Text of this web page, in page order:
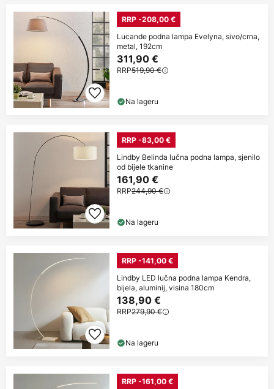
RRP -208,00 €
Lucande podna lampa Evelyna, sivo/crna,
metal, 192cm
311,90 €
RRP519,90 €
Na lageru
RRP -83,00 €
Lindby Belinda lučna podna lampa, sjenilo
od bijele tkanine
161,90 €
RRP244,90 €
Na lageru
RRP -141,00 €
Lindby LED lučna podna lampa Kendra,
bijela, aluminij, visina 180cm
138,90 €
RRP279,90 €
Na lageru
RRP -161,00 €